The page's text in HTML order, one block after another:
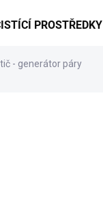
PROSTŘEDKY
- generátor páry